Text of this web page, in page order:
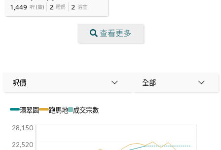
1,449 呎 (實) 2 睡房 2 浴室
查看更多
呎價 全部
環翠園 跑馬地 成交宗數
28,150
22,520